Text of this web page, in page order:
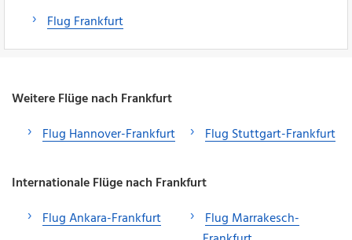
Flug Frankfurt
Weitere Flüge nach Frankfurt
Flug Hannover-Frankfurt
Flug Stuttgart-Frankfurt
Internationale Flüge nach Frankfurt
Flug Ankara-Frankfurt
Flug Marrakesch-